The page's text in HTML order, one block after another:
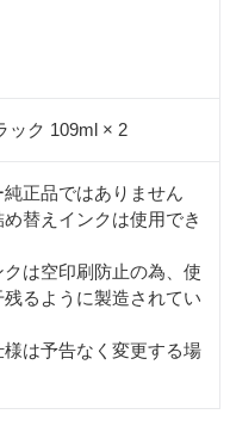
ック 109ml × 2
正品ではありません
替えインクは使用でき
は空印刷防止の為、使
るように製造されてい
は予告なく変更する場